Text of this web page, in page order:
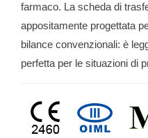
farmaco. La scheda di
appositamente progettata
bilance convenzionali: è
perfetta per le situazioni di